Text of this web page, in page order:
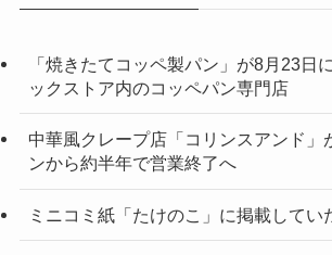
「焼きたてコッペ製パン」が8月23日
ックストア内のコッペパン専門店
中華風クレープ店「コリンスアンド」
ンから約半年で営業終了へ
ミニコミ紙「たけのこ」に掲載してい